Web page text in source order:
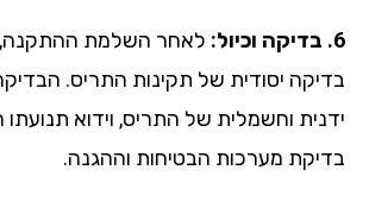
לאחר השלמת ההתקנה,
יסודית של תקינות התריס. הבדיקה
וחשמלית של התריס, וידוא תנועתו
מערכות הבטיחות וההגנה.